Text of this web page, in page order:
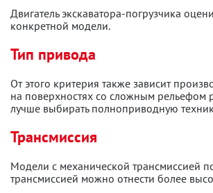
Двигатель экскаватора-погрузчика
конкретной модели.
Тип привода
От этого критерия также зависит
на поверхностях со сложным рельефом
лучше выбирать полноприводную
Трансмиссия
Модели с механической трансмиссией
трансмиссией можно отнести более